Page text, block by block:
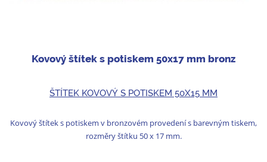
Kovový štítek s potiskem 50x17 mm bronz
ŠTÍTEK KOVOVÝ S POTISKEM 50X15 MM
Kovový štítek s potiskem v bronzovém provedení s barevným tiskem,
rozměry štítku 50 x 17 mm.